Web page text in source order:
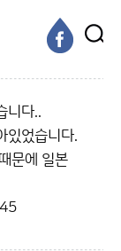
니다..
있었습니다.
문에 일본